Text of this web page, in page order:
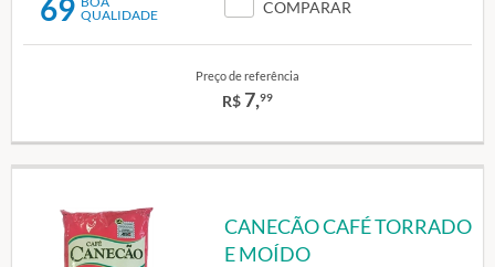
69 QUALIDADE
COMPARAR
Preço de referência
R$7,99
CANECÃO CAFÉ TORRADO
E MOÍDO